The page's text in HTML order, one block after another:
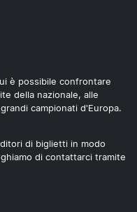
è possibile confrontare
della nazionale, alle
campionati d'Europa.
di biglietti in modo
di contattarci tramite